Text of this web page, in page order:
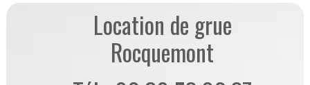
Location de grue
Rocquemont